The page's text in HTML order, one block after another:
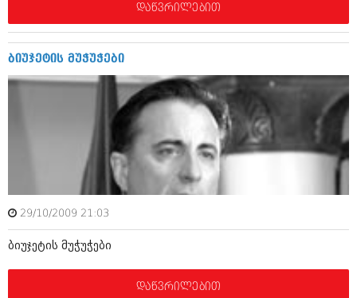
მაისი 2012 (240)
მარტი 2012 (259)
თებერვალი 2012 (376)
ნოემბერი 2011 (471)
ოქტომბერი 2011 (754)
სექტემბერი 2011 (407)
აგვისტო 2011 (249)
ივლისი 2011 (400)
ივნისი 2011 (438)
მაისი 2011 (415)
აპრილი 2011 (294)
მარტი 2011 (654)
თებერვალი 2011 (329)
იანვარი 2011 (647)
ნოემბერი 2010 (422)
დაწვრილებით
ბიუჯეტის მუჭუჭები
29/10/2009 21:03
ბიუჯეტის მუჭუჭები
დაწვრილებით